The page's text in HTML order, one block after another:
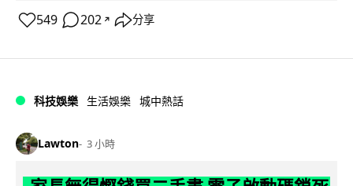
549 202 ↗ 分享
科技娛樂 生活娛樂 城中熱話
Lawton 3 小時